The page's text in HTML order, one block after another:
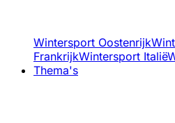
Wintersport Oostenrijk
FrankrijkWintersport Italië
Thema's